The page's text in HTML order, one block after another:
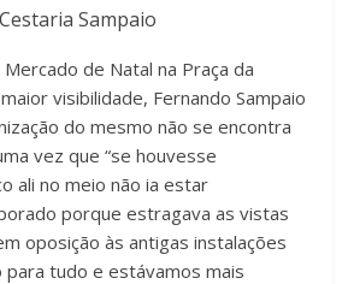
Cestaria Sampaio
de Natal na Praça da
visibilidade, Fernando Sampaio
do mesmo não se encontra
vez que “se houvesse
ali no meio não ia estar
porque estragava as vistas
oposição às antigas instalações
para tudo e estávamos mais